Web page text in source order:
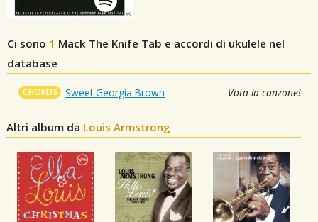
Ci sono 1 Mack The Knife Tab e accordi di ukulele nel
database
CHORDS Sweet Georgia Brown Vota la canzone!
Altri album da Louis Armstrong